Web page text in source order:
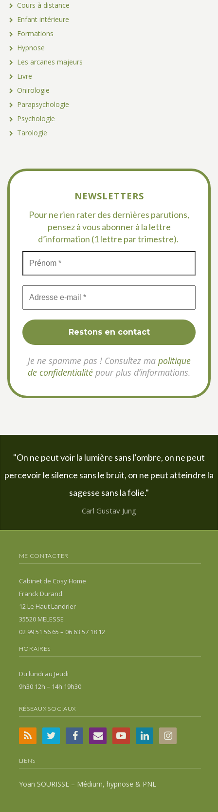
Cours à distance
Enfant intérieure
Formations
Hypnose
Les arcanes majeurs
Livre
Onirologie
Parapsychologie
Psychologie
Tarologie
NEWSLETTERS
Pour ne rien rater des dernières parutions,
pensez à vous abonner à la lettre
d’information (1 lettre par trimestre).
Je ne spamme pas ! Consultez ma politique
de confidentialité pour plus d’informations.
"On ne peut voir la lumière sans l'ombre, on ne peut
percevoir le silence sans le bruit, on ne peut atteindre la
sagesse sans la folie."
Carl Gustav Jung
ME CONTACTER
Cabinet de Cosy Home
Franck Durand
12 Le Haut Landrier
35520 MELESSE
02 99 51 56 65 – 06 63 57 18 12
HORAIRES
Du lundi au Jeudi
9h30 12h – 14h 19h30
RÉSEAUX SOCIAUX
LIENS
Yoan SOURISSE – Médium, hypnose & PNL